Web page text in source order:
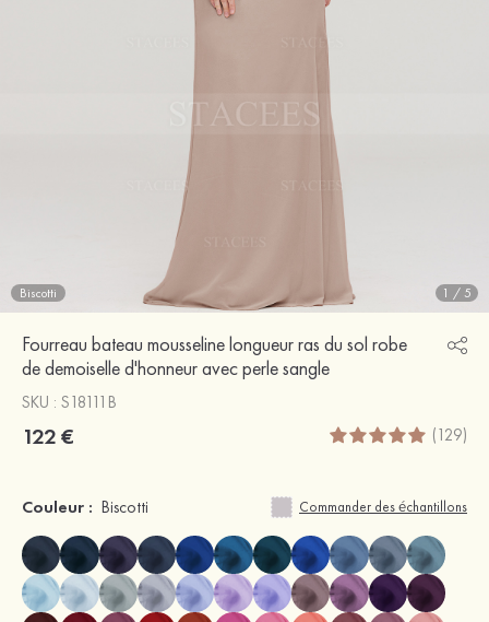
Biscotti 1 / 5
Fourreau bateau mousseline longueur ras du sol robe
de demoiselle d'honneur avec perle sangle
SKU : S18111B
122 € (129)
Couleur : Biscotti Commander des échantillons